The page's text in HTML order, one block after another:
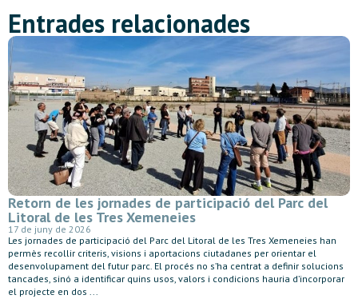
Entrades relacionades
Retorn de les jornades de participació del Parc del
Litoral de les Tres Xemeneies
17 de juny de 2026
Les jornades de participació del Parc del Litoral de les Tres Xemeneies han
permès recollir criteris, visions i aportacions ciutadanes per orientar el
desenvolupament del futur parc. El procés no s’ha centrat a definir solucions
tancades, sinó a identificar quins usos, valors i condicions hauria d’incorporar
el projecte en dos ...